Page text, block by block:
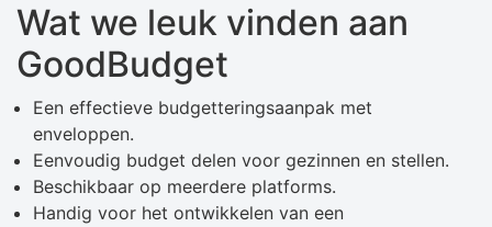
Wat we leuk vinden aan
GoodBudget
Een effectieve budgetteringsaanpak met
enveloppen.
Eenvoudig budget delen voor gezinnen en stellen.
Beschikbaar op meerdere platforms.
Handig voor het ontwikkelen van een